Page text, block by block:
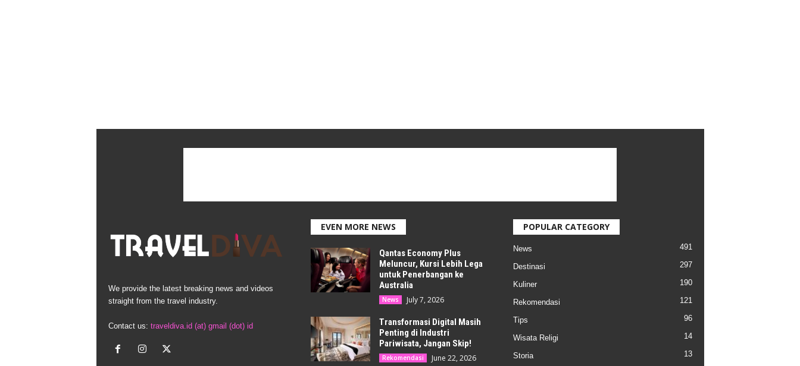
We provide the latest breaking news and videos
straight from the travel industry.
Contact us: traveldiva.id (at) gmail (dot) id
EVEN MORE NEWS
Qantas Economy Plus
Meluncur, Kursi Lebih Lega
untuk Penerbangan ke
Australia
News July 7, 2026
Transformasi Digital Masih
Penting di Industri
Pariwisata, Jangan Skip!
Rekomendasi June 22, 2026
POPULAR CATEGORY
News 491
Destinasi 297
Kuliner 190
Rekomendasi 121
Tips 96
Wisata Religi 14
Storia 13